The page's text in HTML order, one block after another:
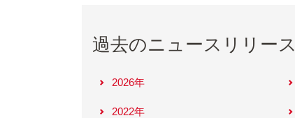
過去のニュースリリース
2026年
2022年